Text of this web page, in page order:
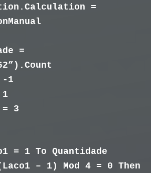
=
=
1
3
1 To Quantidade
– 1) Mod 4 = 0 Then